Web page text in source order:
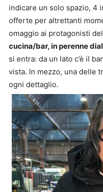
indicare un solo spazio, 4
offerte per altrettanti
omaggio ai protagonisti
cucina/bar, in perenne
si entra: da un lato c’è il
vista. In mezzo, una delle
ogni dettaglio.